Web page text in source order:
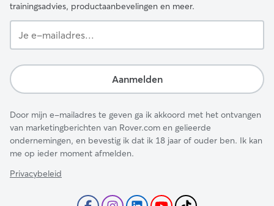
trainingsadvies, productaanbevelingen en meer.
e-
Aanmelden
Door mijn e-mailadres te geven ga ik akkoord met het ontvangen
van marketingberichten van Rover.com en gelieerde
ondernemingen, en bevestig ik dat ik 18 jaar of ouder ben. Ik kan
me op ieder moment afmelden.
Privacybeleid